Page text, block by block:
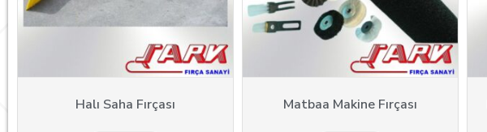
Halı Saha Fırçası Matbaa Makine Fırçası